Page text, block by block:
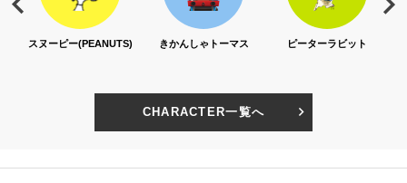
きかんしゃトーマス ピーターラビット セサミストリート
CHARACTER一覧へ